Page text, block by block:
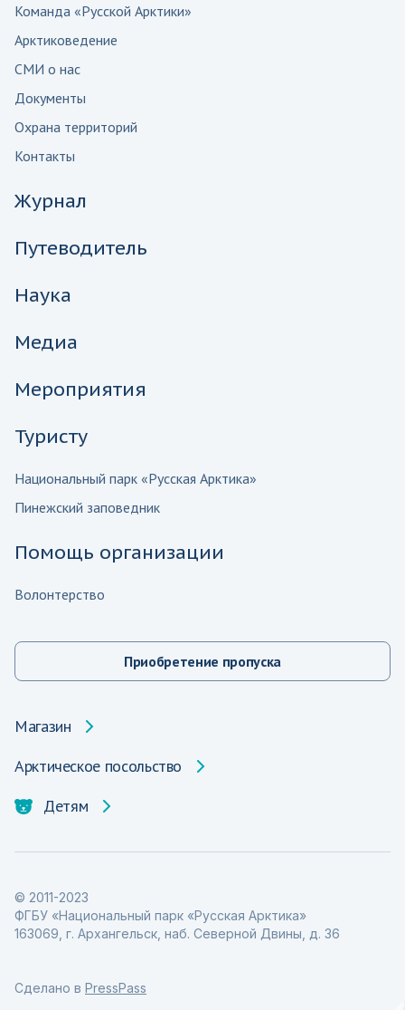
Команда «Русской Арктики»
Арктиковедение
СМИ о нас
Документы
Охрана территорий
Контакты
Журнал
Путеводитель
Наука
Медиа
Мероприятия
Туристу
Национальный парк «Русская Арктика»
Пинежский заповедник
Помощь организации
Волонтерство
Приобретение пропуска
Магазин
Арктическое посольство
Детям
© 2011-2023
ФГБУ «Национальный парк «Русская Арктика»
163069, г. Архангельск, наб. Северной Двины, д. 36
Сделано в PressPass